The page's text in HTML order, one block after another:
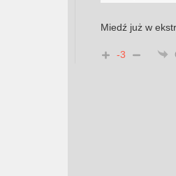
Miedź już w
-3